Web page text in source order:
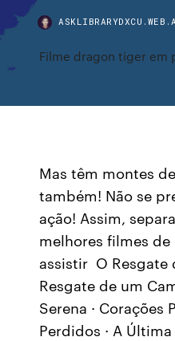
Filme dragon tiger em
Mas têm montes
também! Não se
ação! Assim,
melhores filmes
assistir O Resgate
Resgate de um
Serena · Corações
Perdidos · A